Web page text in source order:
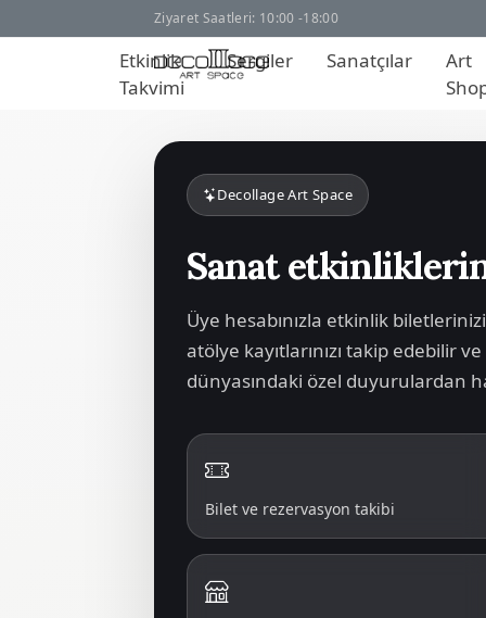
Ziyaret Saatleri: 10:00 -18:00
Etkinlik
Takvimi
Sergiler Sanatçılar
Art
Decollage Art Space
Sanat
Üye hesabınızla etkinlik
atölye kayıtlarınızı takip edebilir
dünyasındaki özel duyurulardan
Bilet ve rezervasyon takibi